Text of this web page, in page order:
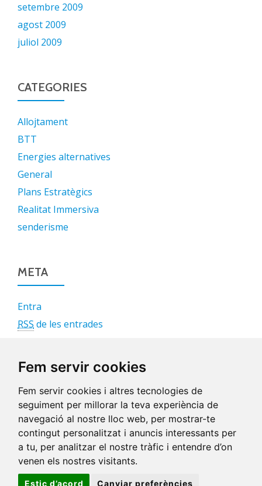
Fem servir cookies
Fem servir cookies i altres tecnologies de
seguiment per millorar la teva experiència de
navegació al nostre lloc web, per mostrar-te
contingut personalitzat i anuncis interessants per
a tu, per analitzar el nostre tràfic i entendre d’on
venen els nostres visitants.
Estic d’acord Canviar preferències
setembre 2009
agost 2009
juliol 2009
CATEGORIES
Allojtament
BTT
Energies alternatives
General
Plans Estratègics
Realitat Immersiva
senderisme
META
Entra
RSS de les entrades
WordPress.org
© Parramon Consulting
Avís Legal-Política de Privacitat